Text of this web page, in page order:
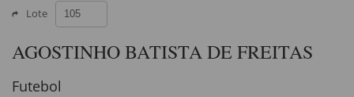
Lote
AGOSTINHO BATISTA DE FREITAS
Futebol